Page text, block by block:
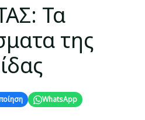
Τα
της
WhatsApp